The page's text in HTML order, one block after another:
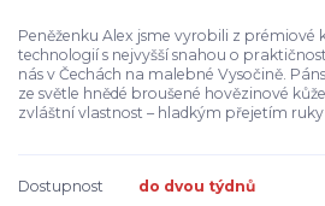
Peněženku Alex jsme vyrobili z prémiové
technologií s nejvyšší snahou o
nás v Čechách na malebné Vysočině.
ze světle hnědé broušené hovězinové
zvláštní vlastnost – hladkým přejetím ruky
Dostupnost do dvou týdnů